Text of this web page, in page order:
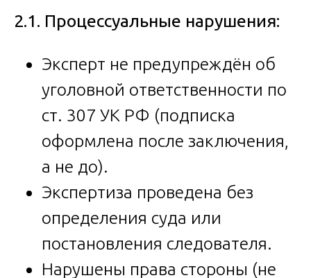
2.1. Процессуальные нарушения:
Эксперт не предупреждён об
уголовной ответственности по
ст. 307 УК РФ (подписка
оформлена после заключения,
а не до).
Экспертиза проведена без
определения суда или
постановления следователя.
Нарушены права стороны (не